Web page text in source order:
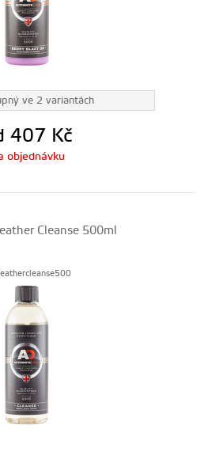
ve 2 variantách
407 Kč
objednávku
Cleanse 500ml